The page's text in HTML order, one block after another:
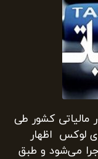
مالیاتی کشور طی
لوکس اظهار
می‌شود و طبق